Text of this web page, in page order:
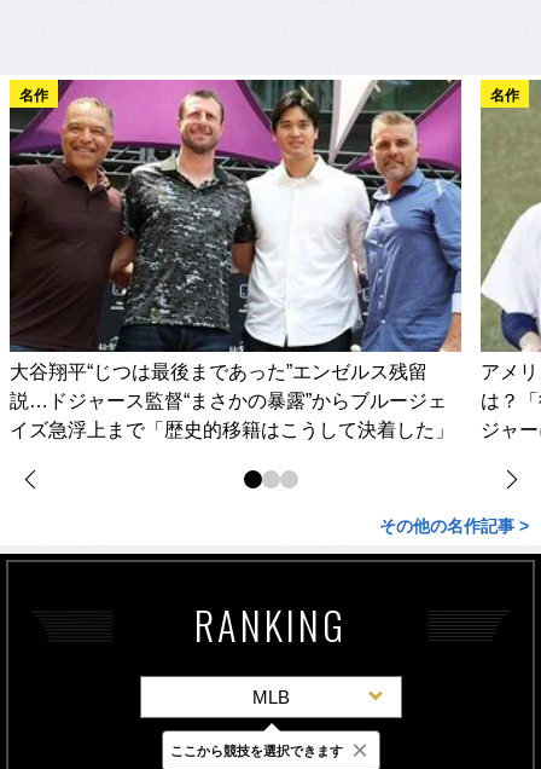
名作
大谷翔平“じつは最後まであった”エンゼルス残留
説…ドジャース監督“まさかの暴露”からブルージェ
イズ急浮上まで「歴史的移籍はこうして決着した」
名作
アメ
は？
ジャ
その他の名作記事 >
RANKING
MLB
最新 24時間 週間
ここから競技を選択できます ×